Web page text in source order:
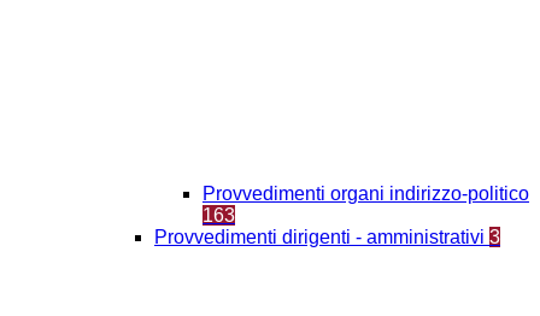
Provvedimenti organi indirizzo-politico
163
Provvedimenti dirigenti - amministrativi 3